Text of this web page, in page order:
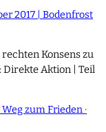
2017 | Bodenfrost
Konsens zu
Direkte Aktion | Teil
zum Frieden ·